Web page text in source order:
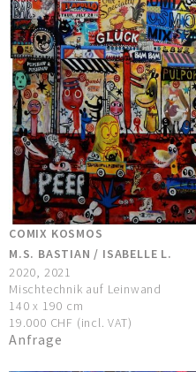
COMIX KOSMOS
M.S. BASTIAN / ISABELLE L.
2020, 2021
Mischtechnik auf Leinwand
140 x 190 cm
19.000 CHF (incl. VAT)
Anfrage